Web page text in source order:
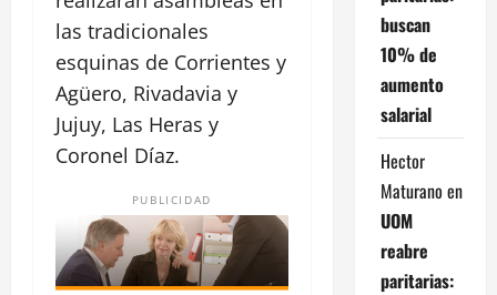
las tradicionales
esquinas de Corrientes y
Agüero, Rivadavia y
Jujuy, Las Heras y
Coronel Díaz.
PUBLICIDAD
buscan
10% de
aumento
salarial
Hector
Maturano en
UOM
reabre
paritarias: